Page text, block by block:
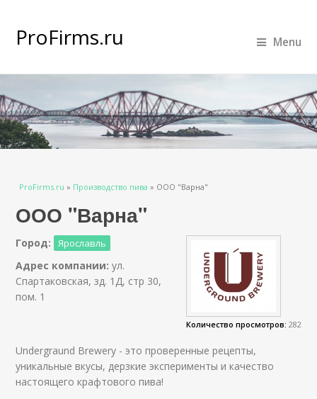
ProFirms.ru Menu
Вы здесь
ProFirms.ru » Производство пива » ООО "Варна"
ООО "Варна"
Количество просмотров: 282
Город: Ярославль
Адрес компании:ул.
Спартаковская, зд. 1Д, стр 30,
пом. 1
Undergraund Brewery - это проверенные рецепты,
уникальные вкусы, дерзкие эксперименты и качество
настоящего крафтового пива!